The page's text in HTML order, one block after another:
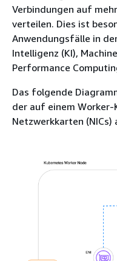
Verbindungen auf
verteilen. Dies ist
Anwendungsfälle in
Intelligenz (KI),
Performance
Das folgende
der auf einem
Netzwerkkarten